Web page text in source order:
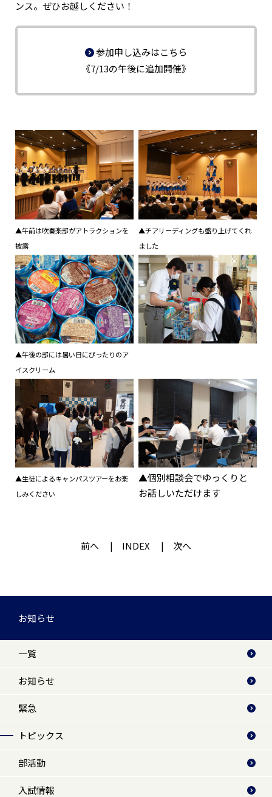
ンス。ぜひお越しください！
参加申し込みはこちら
《7/13の午後に追加開催》
▲午前は吹奏楽部がアトラクションを
披露
▲チアリーディングも盛り上げてくれ
ました
▲午後の部には暑い日にぴったりのア
イスクリーム
▲生徒によるキャンパスツアーをお楽
しみください
▲個別相談会でゆっくりと
お話しいただけます
前へ INDEX 次へ
お知らせ
一覧
お知らせ
緊急
トピックス
部活動
入試情報